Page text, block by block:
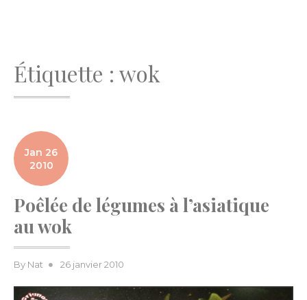
Étiquette : wok
Jan 26
2010
Poêlée de légumes à l’asiatique
au wok
By Nat
Posted
26 janvier 2010